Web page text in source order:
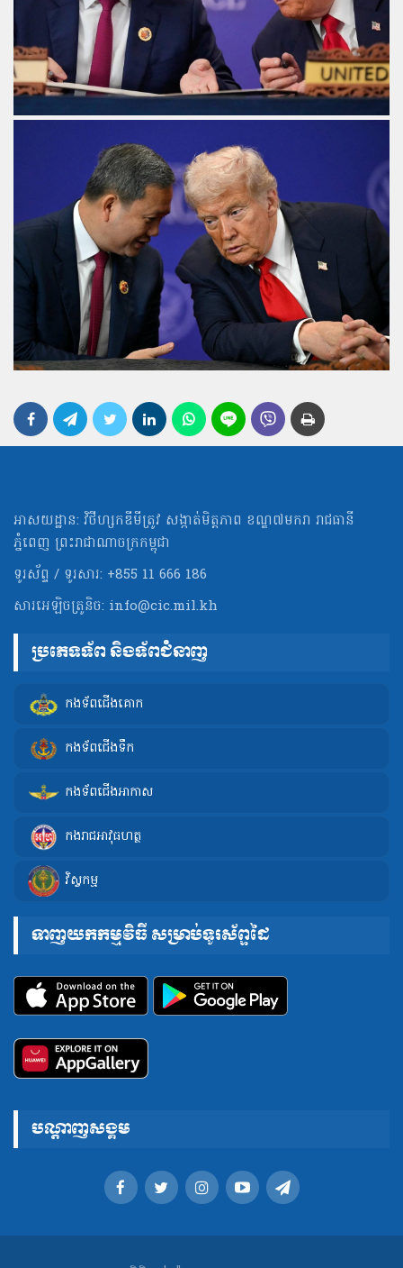
អាសយដ្ឋាន: វិថីហ្សកឌីមីត្រូវ សង្កាត់មិត្ដភាព ខណ្ឌ៧មករា រាជធានី
ភ្នំពេញ ព្រះរាជាណាចក្រកម្ពុជា
ទូរស័ព្ទ / ទូរសារ: +855 11 666 186
សារអេឡិចត្រូនិច: info@cic.mil.kh
ប្រភេទទ័ព និងទ័ពជំនាញ
កងទ័ពជើងគោក
កងទ័ពជើងទឹក
កងទ័ពជើងអាកាស
កងរាជអាវុធហត្ថ
វិស្វកម្ម
ទាញយកកម្មវិធី សម្រាប់ទូរស័ព្ទដៃ
បណ្តាញសង្គម